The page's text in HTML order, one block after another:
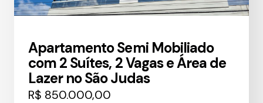
Apartamento Semi Mobiliado
com 2 Suítes, 2 Vagas e Área de
Lazer no São Judas
R$ 850.000,00